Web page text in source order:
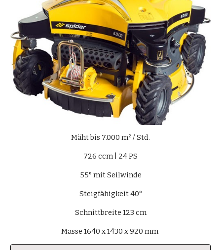
Mäht bis 7.000 m² / Std.
726 ccm | 24 PS
55° mit Seilwinde
Steigfähigkeit 40°
Schnittbreite 123 cm
Masse 1640 x 1430 x 920 mm